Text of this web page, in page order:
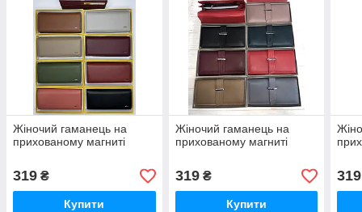
Жіночий гаманець на
прихованому магниті
319 ₴
Купити
Жіночий гаманець на
прихованому магниті
319₴
Купити
319